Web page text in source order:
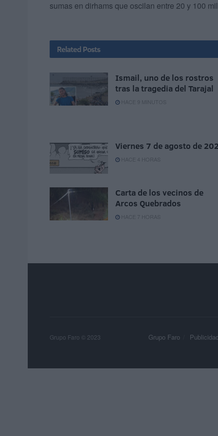
sumas en dirhams que oscilan entre 20 y 100
Related Posts
Ismail, uno de los rostros
tras la tragedia del Tarajal
HACE 9 MINUTOS
Viernes 7 de agosto de
HACE 4 HORAS
Carta de los vecinos de
Arcos Quebrados
HACE 7 HORAS
Grupo Faro Publicidad
Grupo Faro © 2023